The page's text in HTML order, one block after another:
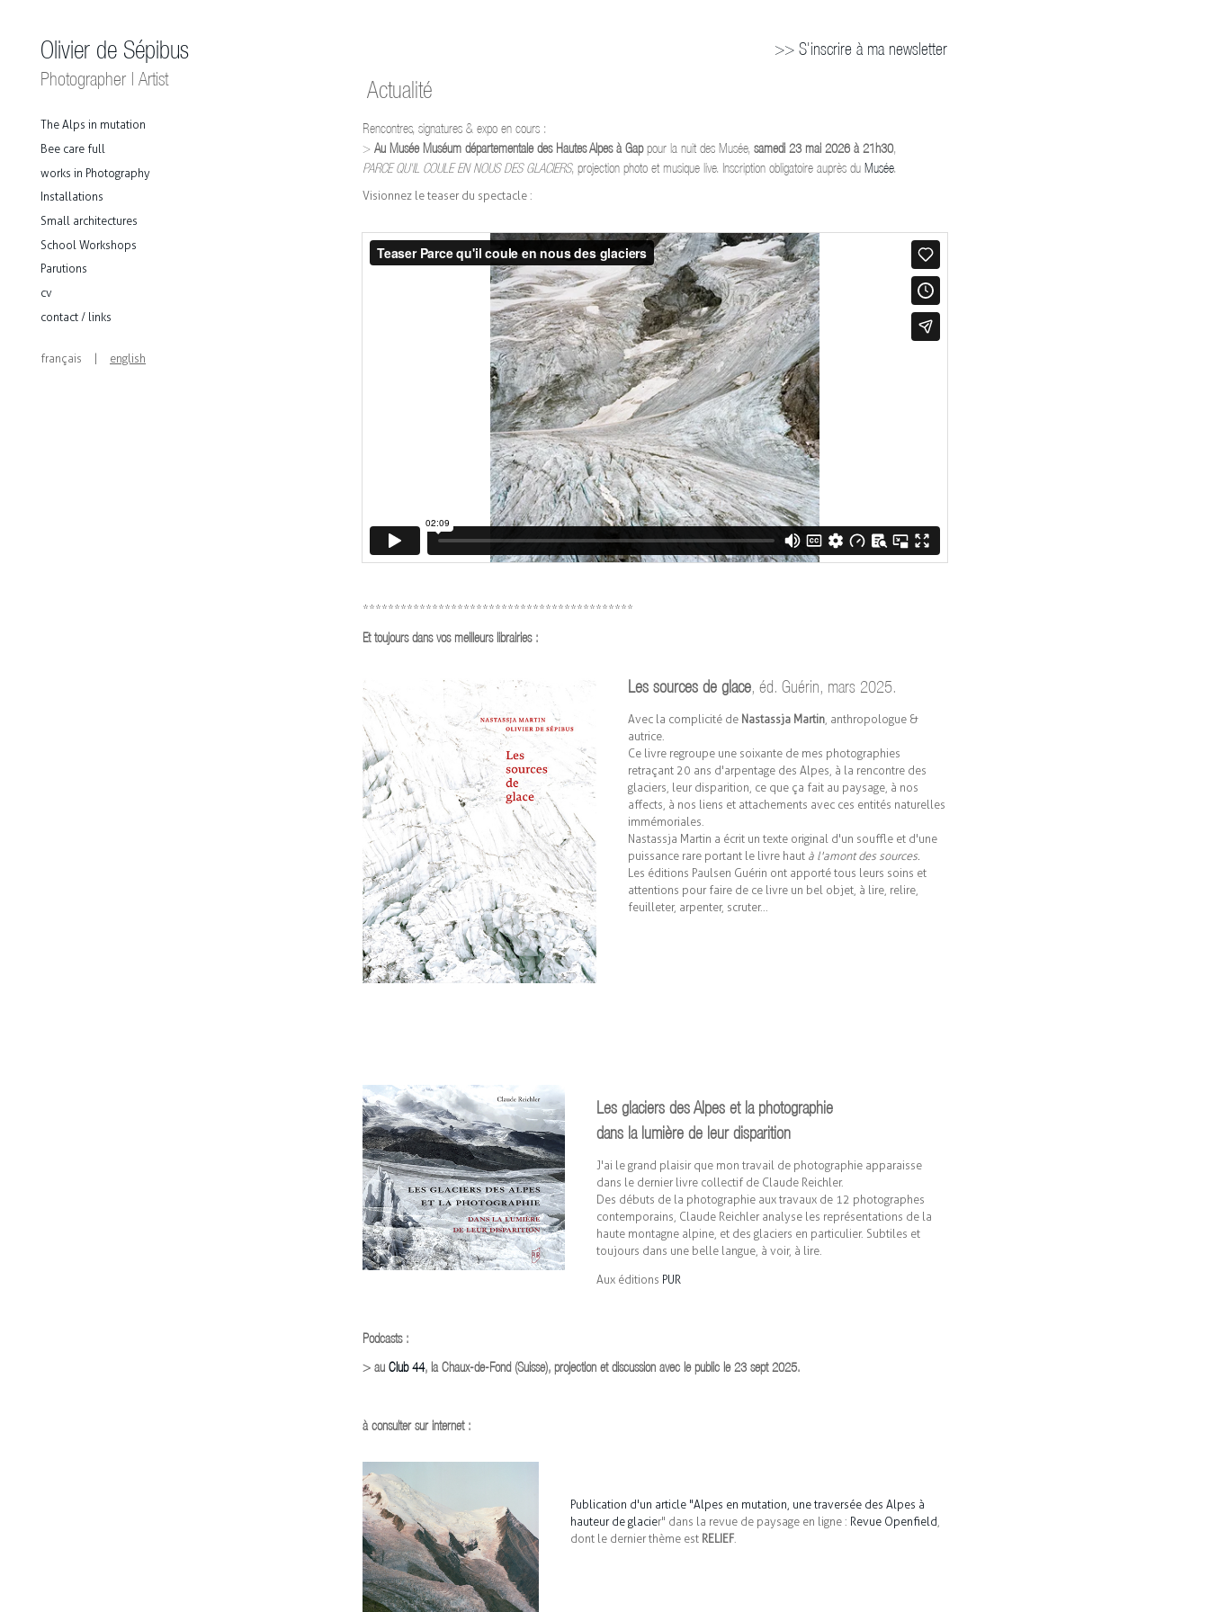
Olivier de Sépibus
Photographer | Artist
The Alps in mutation
Bee care full
works in Photography
Installations
Small architectures
School Workshops
Parutions
cv
contact / links
français english
>> S'inscrire à ma newsletter
Actualité
Rencontres, signatures & expo en cours :
>Au Musée Muséum départementale des Hautes Alpes à Gappour la nuit des Musée,samedi 23 mai 2026 à 21h30,
PARCE QU'IL COULE EN NOUS DES GLACIERS, projection photo et musique live. Inscription obligatoire auprès duMusée.
Visionnez le teaser du spectacle :
*******************************************
Et toujours dans vos meilleurs librairies :
Les sources de glace, éd. Guérin, mars 2025.
Avec la complicité de Nastassja Martin, anthropologue &
autrice.
Ce livre regroupe une soixante de mes photographies
retraçant 20 ans d'arpentage des Alpes, à la rencontre des
glaciers, leur disparition, ce que ça fait au paysage, à nos
affects, à nos liens et attachements avec ces entités naturelles
immémoriales.
Nastassja Martin a écrit un texte original d'un souffle et d'une
puissance rare portant le livre haut à l'amont des sources.
Les éditions Paulsen Guérin ont apporté tous leurs soins et
attentions pour faire de ce livre un bel objet, à lire, relire,
feuilleter, arpenter, scruter...
Les glaciers des Alpes et la photographie
dans la lumière de leur disparition
J'ai le grand plaisir que mon travail de photographie apparaisse
dans le dernier livre collectif de Claude Reichler.
Des débuts de la photographie aux travaux de 12 photographes
contemporains, Claude Reichler analyse les représentations de la
haute montagne alpine, et des glaciers en particulier. Subtiles et
toujours dans une belle langue, à voir, à lire.
Aux éditions PUR
Podcasts :
> auClub 44, la Chaux-de-Fond (Suisse), projection et discussion avec le public le 23 sept 2025.
à consulter sur internet :
Publication d'un article "Alpes en mutation, une traversée des Alpes à
hauteur de glacier" dans la revue de paysage en ligne : Revue Openfield,
dont le dernier thème est RELIEF.